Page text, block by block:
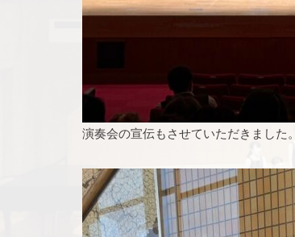
演奏会の宣伝もさせていただきました。